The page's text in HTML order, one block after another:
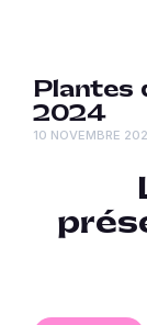
Plantes
2024
10 NOVEMBRE